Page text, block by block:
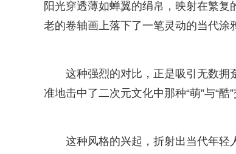
阳光穿透薄如蝉翼的绢帛，映射在繁
老的卷轴画上落下了一笔灵动的当代涂
这种强烈的对比，正是吸引无数拥
准地击中了二次元文化中那种“萌”与“酷”
这种风格的兴起，折射出当代年